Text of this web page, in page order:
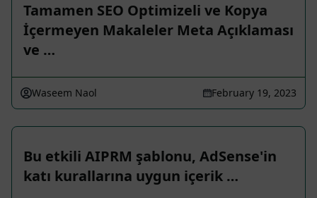
Tamamen SEO Optimizeli ve Kopya
İçermeyen Makaleler Meta Açıklaması
ve …
Waseem Naol February 19, 2023
Bu etkili AIPRM şablonu, AdSense'in
katı kurallarına uygun içerik …